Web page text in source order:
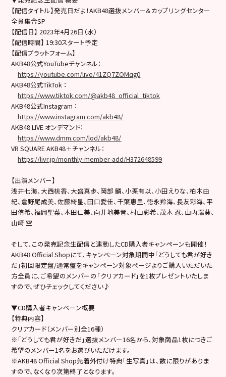
【配信タイトル】発売日だよ！AKB48選抜メンバー＆カップリングセンター
全員集合SP
【配信日】 2023年4月26日（水）
【配信時間】 19:30スタート予定
【配信プラットフォーム】
AKB48公式YouTubeチャンネル：
https://youtube.com/live/41ZQ7ZOMqg0
AKB48公式TikTok ：
https://www.tiktok.com/@akb48_official_tiktok
AKB48公式Instagram ：
https://www.instagram.com/akb48/
AKB48 LIVE オンデマンド：
https://www.dmm.com/lod/akb48/
VR SQUARE AKB48＋チャンネル：
https://livr.jp/monthly-member-add/H372648599
【出演メンバー】
浅井七海、大西桃香、大盛真歩、岡部 麟、小栗有以、小田えりな、柏木由
紀、倉野尾成美、佐藤綺星、田口愛佳、千葉恵里、徳永羚海、長友彩海、平
田侑希、福岡聖菜、本田仁美、向井地美音、村山彩希、茂木 忍、山内瑞葵、
山﨑 空
そして、この発売記念生配信 と連動したCD購入者キャンペーンも開催！
AKB48 Official Shopにて、キャンペーン対象期間中「どうしても君が好き
だ」初回限定盤/通常盤をキャンペーン対象ページよりご購入いただいた
方全員に、ご希望のメンバーの「クリアカード」を1枚プレゼントいたしま
すので、ぜひチェックしてください♪
▼CD購入者キャンペーン概要
【特典内容】
クリアカード（メンバー別全16種）
※「どうしても君が好きだ」選抜メンバー16名から、対象商品1枚につきご
希望のメンバー1名をお選びいただけます。
※AKB48 Official Shop先着外付け特典「生写真」は、数に限りがありま
すので、なくなり次第終了となります。